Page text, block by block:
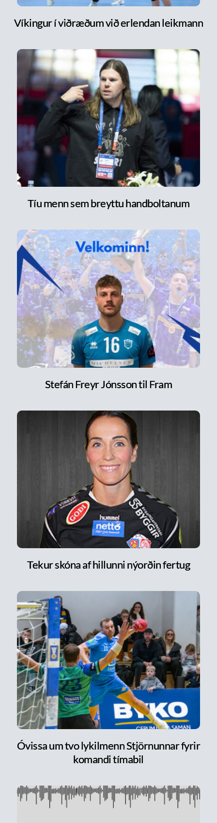
Víkingur í viðræðum við erlendan leikmann
Tíu menn sem breyttu handboltanum
Stefán Freyr Jónsson til Fram
Tekur skóna af hillunni nýorðin fertug
Óvissa um tvo lykilmenn Stjörnunnar fyrir
komandi tímabil